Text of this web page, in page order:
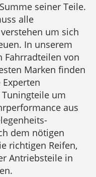
seiner Teile.
alle
um sich
In unserem
Fahrradteilen von
Marken finden
um
aus
dem nötigen
richtigen Reifen,
Antriebsteile in